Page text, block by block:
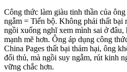
Công thức làm giàu tinh thần của
ngẫm = Tiến bộ. Không phải thất bại
ngồi xuống nghĩ xem mình sai ở
mạnh mẽ hơn. Ông áp dụng công
China Pages thất bại thảm hại, ông
đối thủ, mà ngồi suy ngẫm, rút kinh
vững chắc hơn.